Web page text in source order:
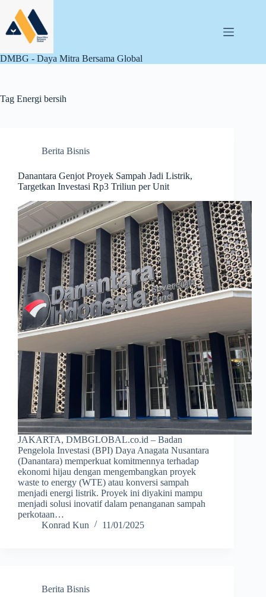
content
DMBG - Daya Mitra Bersama Global
Tag Energi bersih
Berita Bisnis
Danantara Genjot Proyek Sampah Jadi Listrik,
Targetkan Investasi Rp3 Triliun per Unit
JAKARTA, DMBGLOBAL.co.id – Badan
Pengelola Investasi (BPI) Daya Anagata Nusantara
(Danantara) memperkuat komitmennya terhadap
ekonomi hijau dengan mengembangkan proyek
waste to energy (WTE) atau konversi sampah
menjadi energi listrik. Proyek ini diyakini mampu
menjadi solusi inovatif dalam penanganan sampah
perkotaan…
Konrad Kun
11/01/2025
Berita Bisnis